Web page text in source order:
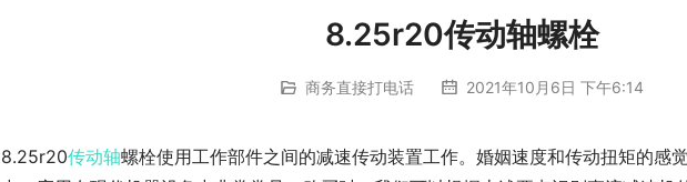
8.25r20传动轴螺栓
商务直接打电话 2021年10月6日 下午6:14
8.25r20传动轴螺栓使用工作部件之间的减速传动装置工作。婚姻速度和传动扭矩的感